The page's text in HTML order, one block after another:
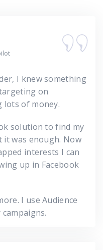
I knew something
on
lots of money.
solution to find my
was enough. Now
interests I can
up in Facebook
I use Audience